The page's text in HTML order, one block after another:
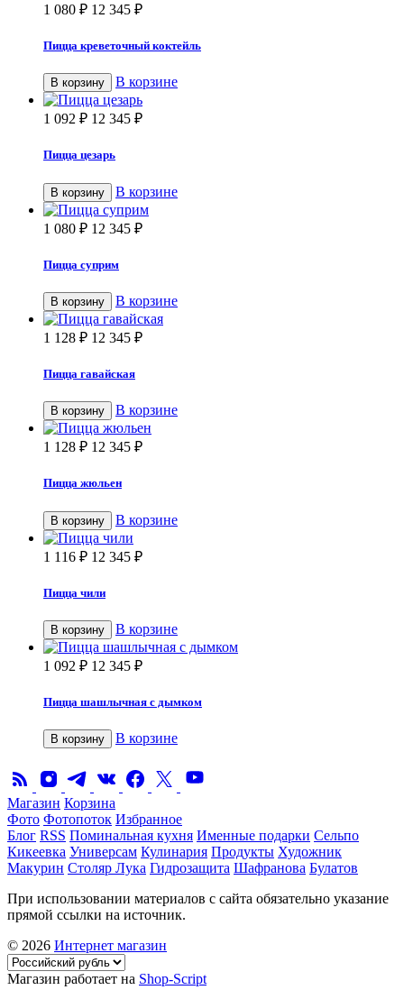
1 080 ₽ 12 345 ₽
Пицца креветочный коктейль
В корзину В корзине
1 092 ₽ 12 345 ₽
Пицца цезарь
В корзину В корзине
1 080 ₽ 12 345 ₽
Пицца суприм
В корзину В корзине
1 128 ₽ 12 345 ₽
Пицца гавайская
В корзину В корзине
1 128 ₽ 12 345 ₽
Пицца жюльен
В корзину В корзине
1 116 ₽ 12 345 ₽
Пицца чили
В корзину В корзине
1 092 ₽ 12 345 ₽
Пицца шашлычная с дымком
В корзину В корзине
Магазин Корзина
Фото Фотопоток Избранное
Блог RSS Поминальная кухня Именные подарки Сельпо
Кикеевка Универсам Кулинария Продукты Художник
Макурин Столяр Лука Гидрозащита Шафранова Булатов
При использовании материалов с сайта обязательно указание
прямой ссылки на источник.
© 2026 Интернет магазин
Магазин работает на Shop-Script